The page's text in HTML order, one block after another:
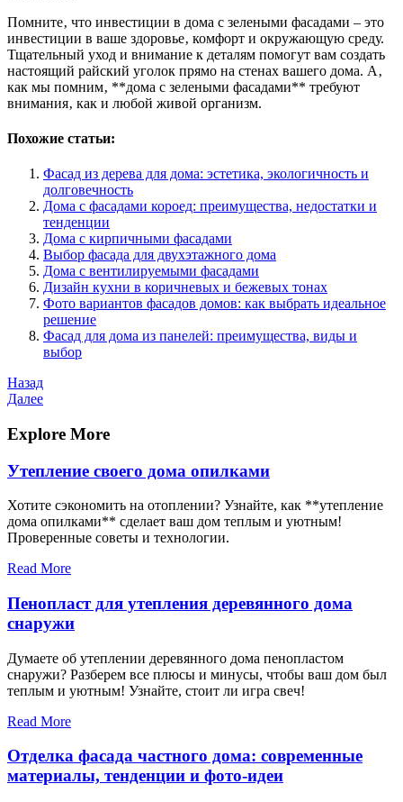
Помните‚ что инвестиции в дома с зелеными фасадами – это
инвестиции в ваше здоровье‚ комфорт и окружающую среду.
Тщательный уход и внимание к деталям помогут вам создать
настоящий райский уголок прямо на стенах вашего дома. А‚
как мы помним‚ **дома с зелеными фасадами** требуют
внимания‚ как и любой живой организм.
Похожие статьи:
Фасад из дерева для дома: эстетика, экологичность и
долговечность
Дома с фасадами короед: преимущества, недостатки и
тенденции
Дома с кирпичными фасадами
Выбор фасада для двухэтажного дома
Дома с вентилируемыми фасадами
Дизайн кухни в коричневых и бежевых тонах
Фото вариантов фасадов домов: как выбрать идеальное
решение
Фасад для дома из панелей: преимущества, виды и
выбор
Навигация
по
записям
Предыдущая
запись
Назад
Следующая
Далее
Explore More
Утепление своего дома опилками
Хотите сэкономить на отоплении? Узнайте, как **утепление
дома опилками** сделает ваш дом теплым и уютным!
Проверенные советы и технологии.
Read More
Пенопласт для утепления деревянного дома
снаружи
Думаете об утеплении деревянного дома пенопластом
снаружи? Разберем все плюсы и минусы, чтобы ваш дом был
теплым и уютным! Узнайте, стоит ли игра свеч!
Read More
Отделка фасада частного дома: современные
материалы, тенденции и фото-идеи